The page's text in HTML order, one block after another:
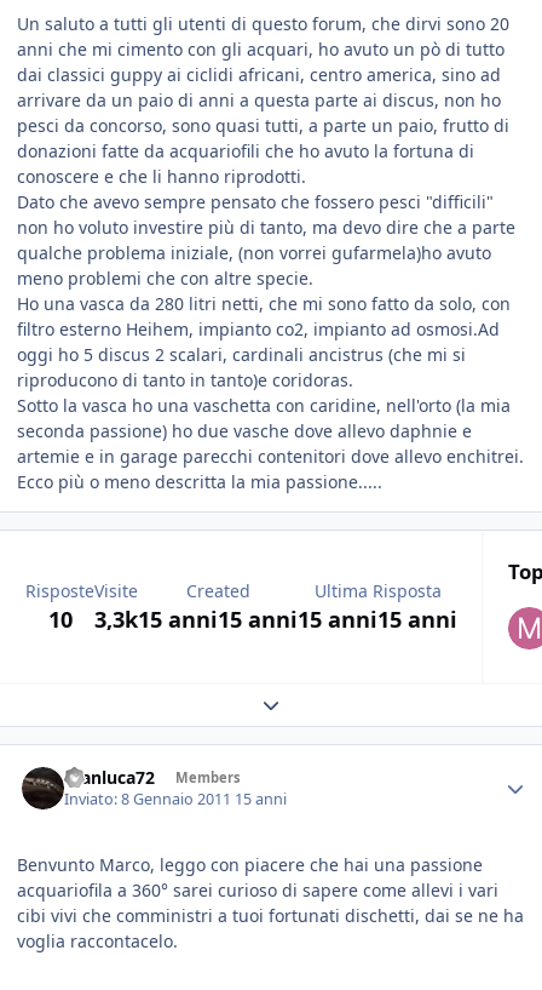
Un saluto a tutti gli utenti di questo forum, che dirvi sono 20
anni che mi cimento con gli acquari, ho avuto un pò di tutto
dai classici guppy ai ciclidi africani, centro america, sino ad
arrivare da un paio di anni a questa parte ai discus, non ho
pesci da concorso, sono quasi tutti, a parte un paio, frutto di
donazioni fatte da acquariofili che ho avuto la fortuna di
conoscere e che li hanno riprodotti.
Dato che avevo sempre pensato che fossero pesci "difficili"
non ho voluto investire più di tanto, ma devo dire che a parte
qualche problema iniziale, (non vorrei gufarmela)ho avuto
meno problemi che con altre specie.
Ho una vasca da 280 litri netti, che mi sono fatto da solo, con
filtro esterno Heihem, impianto co2, impianto ad osmosi.Ad
oggi ho 5 discus 2 scalari, cardinali ancistrus (che mi si
riproducono di tanto in tanto)e coridoras.
Sotto la vasca ho una vaschetta con caridine, nell'orto (la mia
seconda passione) ho due vasche dove allevo daphnie e
artemie e in garage parecchi contenitori dove allevo enchitrei.
Ecco più o meno descritta la mia passione.....
Risposte
10
Visite
3,3k
Created
15 anni15 anni
Ultima Risposta
15 anni15 anni
Expand topic overview
Gianluca72 Members
Inviato:8 Gennaio 2011 15 anni
Benvunto Marco, leggo con piacere che hai una passione
acquariofila a 360° sarei curioso di sapere come allevi i vari
cibi vivi che comministri a tuoi fortunati dischetti, dai se ne ha
voglia raccontacelo.